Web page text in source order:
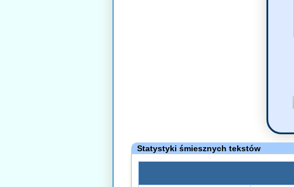
Statystyki śmiesznych tekstów